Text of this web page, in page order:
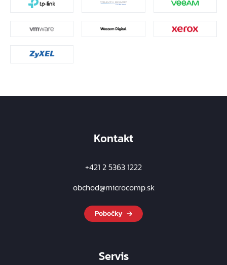
Kontakt
+421 2 5363 1222
obchod@microcomp.sk
Pobočky
Servis